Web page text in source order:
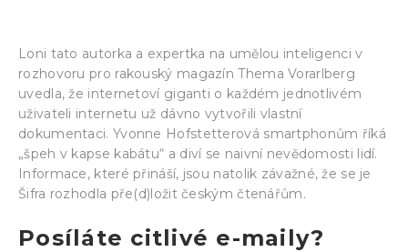
Loni tato autorka a expertka na umělou inteligenci v
rozhovoru pro rakouský magazín Thema Vorarlberg
uvedla, že internetoví giganti o každém jednotlivém
uživateli internetu už dávno vytvořili vlastní
dokumentaci. Yvonne Hofstetterová smartphonům říká
„špeh v kapse kabátu“ a diví se naivní nevědomosti lidí.
Informace, které přináší, jsou natolik závažné, že se je
Šifra rozhodla pře(d)ložit českým čtenářům.
Posíláte citlivé e-maily?